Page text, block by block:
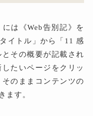
は《Web告別記》を
イトル」から「11 感
その概要が記載され
たいページをクリッ
のままコンテンツの
ます。